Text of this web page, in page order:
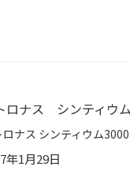
ロナス シンティウム
年1月29日